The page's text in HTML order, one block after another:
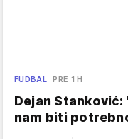
FUDBAL PRE 1 H
Dejan Stanković:
nam biti